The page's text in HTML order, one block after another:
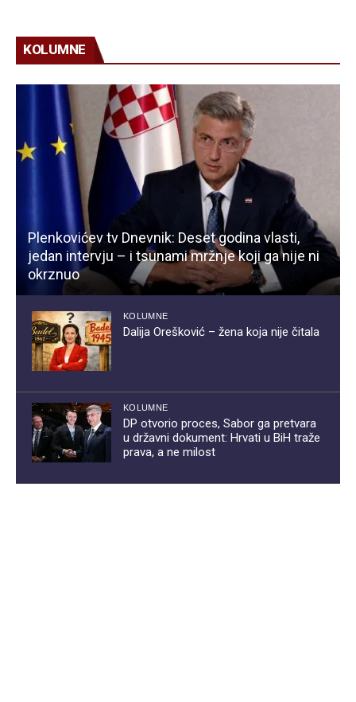
KOLUMNE
Plenkovićev tv Dnevnik: Deset godina vlasti,
jedan intervju – i tsunami mržnje koji ga nije ni
okrznuo
KOLUMNE
Dalija Orešković – žena koja nije čitala
KOLUMNE
DP otvorio proces, Sabor ga pretvara
u državni dokument: Hrvati u BiH traže
prava, a ne milost